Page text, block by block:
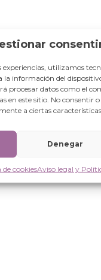
experiencias, utilizamos
la información del
procesar datos como el
en este sitio. No consentir
a ciertas
Denegar
de cookiesAviso legal y